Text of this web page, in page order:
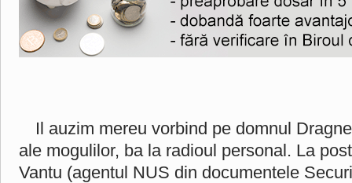
Il auzim mereu vorbind pe domnul
ale mogulilor, ba la radioul personal. La
Vantu (agentul NUS din documentele